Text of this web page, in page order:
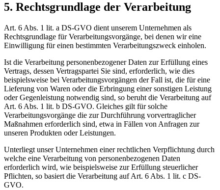
5. Rechtsgrundlage der Verarbeitung
Art. 6 Abs. 1 lit. a DS-GVO dient unserem Unternehmen als
Rechtsgrundlage für Verarbeitungsvorgänge, bei denen wir eine
Einwilligung für einen bestimmten Verarbeitungszweck einholen.
Ist die Verarbeitung personenbezogener Daten zur Erfüllung eines
Vertrags, dessen Vertragspartei Sie sind, erforderlich, wie dies
beispielsweise bei Verarbeitungsvorgängen der Fall ist, die für eine
Lieferung von Waren oder die Erbringung einer sonstigen Leistung
oder Gegenleistung notwendig sind, so beruht die Verarbeitung auf
Art. 6 Abs. 1 lit. b DS-GVO. Gleiches gilt für solche
Verarbeitungsvorgänge die zur Durchführung vorvertraglicher
Maßnahmen erforderlich sind, etwa in Fällen von Anfragen zur
unseren Produkten oder Leistungen.
Unterliegt unser Unternehmen einer rechtlichen Verpflichtung durch
welche eine Verarbeitung von personenbezogenen Daten
erforderlich wird, wie beispielsweise zur Erfüllung steuerlicher
Pflichten, so basiert die Verarbeitung auf Art. 6 Abs. 1 lit. c DS-
GVO.